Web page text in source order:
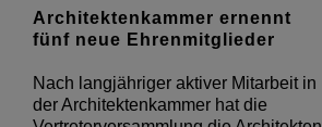
Architektenkammer ernennt
fünf neue Ehrenmitglieder
Nach langjähriger aktiver Mitarbeit in
der Architektenkammer hat die